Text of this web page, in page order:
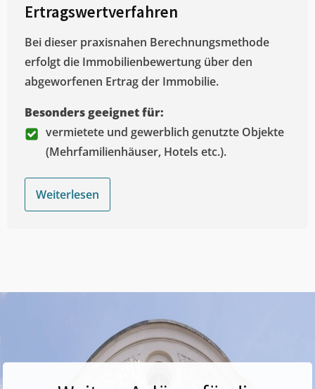
Ertragswertverfahren
Bei dieser praxisnahen Berechnungsmethode
erfolgt die Immobilienbewertung über den
abgeworfenen Ertrag der Immobilie.
Besonders geeignet für:
vermietete und gewerblich genutzte Objekte
(Mehrfamilienhäuser, Hotels etc.).
Weiterlesen